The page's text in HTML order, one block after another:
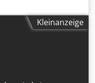
konzipiert für
Werkstücken.
Furnierkanten, zum
oder mit
verwendet
Kleinanzeige